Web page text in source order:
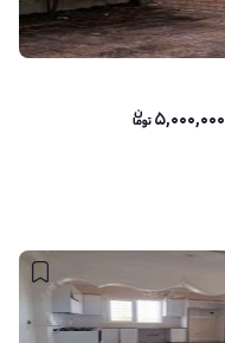
۵,۰۰۰,۰۰۰